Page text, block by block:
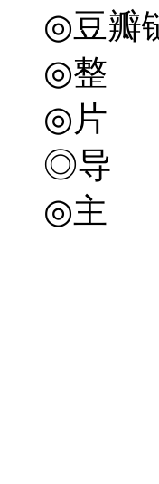
◎豆瓣
◎整
◎片
◎导
◎主
艾
汤
伊
塞巴